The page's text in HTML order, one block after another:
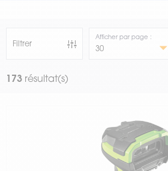
173 résultat(s)
Filtrer
Afficher par page :